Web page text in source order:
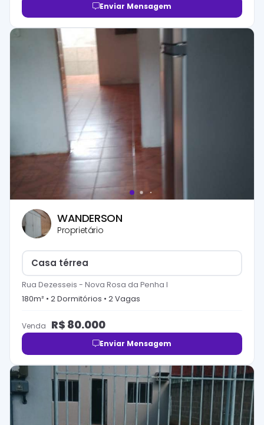
Enviar Mensagem
WANDERSON
Proprietário
Casa térrea
Rua Dezesseis - Nova Rosa da Penha I
180m² • 2Dormitórios • 2Vagas
Venda R$ 80.000
Enviar Mensagem